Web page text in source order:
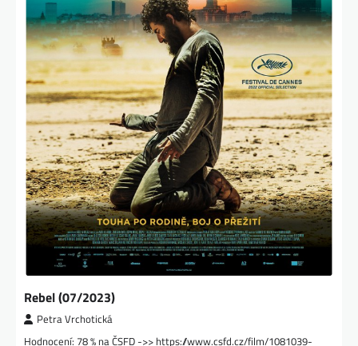
Rebel (07/2023)
Petra Vrchotická
Hodnocení: 78 % na ČSFD ->> https://www.csfd.cz/film/1081039-